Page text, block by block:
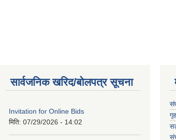
सार्वजनिक खरिद/बोलपत्र सूचना
Invitation for Online Bids
मिति: 07/29/2026 - 14:02